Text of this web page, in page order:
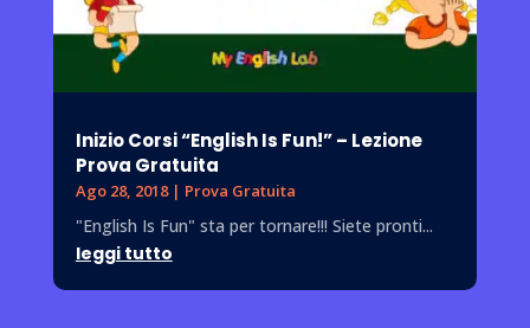
Inizio Corsi “English Is Fun!” – Lezione
Prova Gratuita
Ago 28, 2018| Prova Gratuita
"English Is Fun" sta per tornare!!! Siete pronti...
leggi tutto